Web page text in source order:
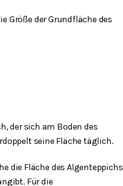
Größe der Grundfläche des
der sich am Boden des
seine Fläche täglich.
die Fläche des Algenteppichs
Für die